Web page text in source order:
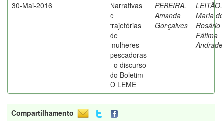
30-Mai-2016
Narrativas
e
trajetórias
de
mulheres
pescadoras
: o discurso
do Boletim
O LEME
PEREIRA,
Amanda
Gonçalves
LEITÃO,
Maria
Rosário
Fátima
Andrade
Compartilhamento